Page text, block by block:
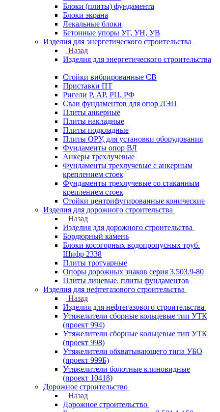
Блоки (плиты) фундамента
Блоки экрана
Лекальные блоки
Бетонные упоры УГ, УН, УВ
Изделия для энергетического строительства
Назад
Изделия для энергетического строительства
Стойки вибрированные СВ
Приставки ПТ
Ригели Р, АР, РЦ, РФ
Сваи фундаментов для опор ЛЭП
Плиты анкерные
Плиты накладные
Плиты подкладные
Плиты ОРУ, для установки оборудования
Фундаменты опор ВЛ
Анкеры трехлучевые
Фундаменты трехлучевые с анкерным
креплением стоек
Фундаменты трехлучевые со стаканным
креплением стоек
Стойки центрифугированные конические
Изделия для дорожного строительства
Назад
Изделия для дорожного строительства
Бордюрный камень
Блоки косогорных водопропусных труб.
Шифр 2338
Плиты тротуарные
Опоры дорожных знаков серия 3.503.9-80
Плиты лицевые, плиты фундаментов
Изделия для нефтегазового строительства
Назад
Изделия для нефтегазового строительства
Утяжелители сборные кольцевые тип УТК
(проект 994)
Утяжелители сборные кольцевые тип УТК
(проект 998)
Утяжелители обхватывающего типа УБО
(проект 999Б)
Утяжелители болотные клиновидные
(проект 10418)
Дорожное строительство
Назад
Дорожное строительство